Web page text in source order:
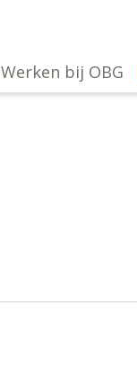
Werken bij OBG